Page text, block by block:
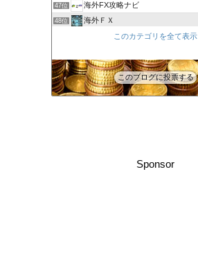
47位 海外FX攻略ナビ
48位 海外ＦＸ
XM口座開設方法2022
このカテゴリを全て表示
このブログに投票する
Sponsor